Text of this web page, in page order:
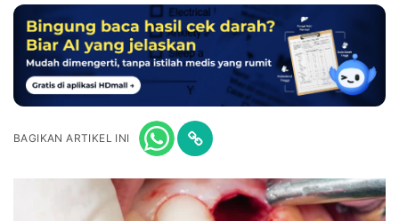
BAGIKAN ARTIKEL INI